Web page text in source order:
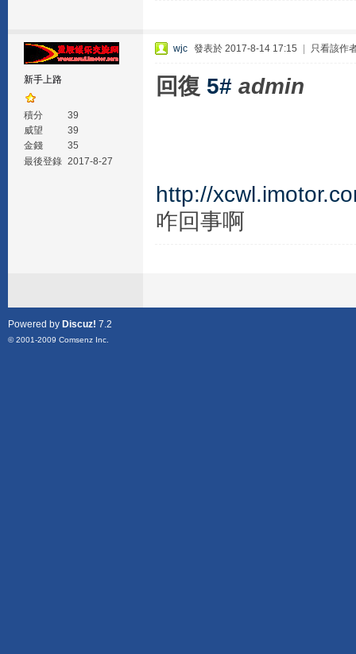
新手上路
積分
39
威望
39
金錢
35
最後登錄 2017-8-27
wjc 發表於 2017-8-14 17:15 只看該作
回復 5# admin
http://
咋回事啊
Powered by Discuz! 7.2
© 2001-2009 Comsenz Inc.